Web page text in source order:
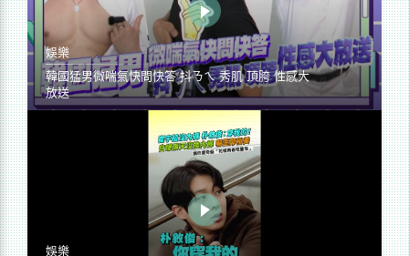
娛樂
韓國猛男微喘氣快問快答 抖ㄋㄟ 秀肌 頂胯 性感大
放送
娛樂